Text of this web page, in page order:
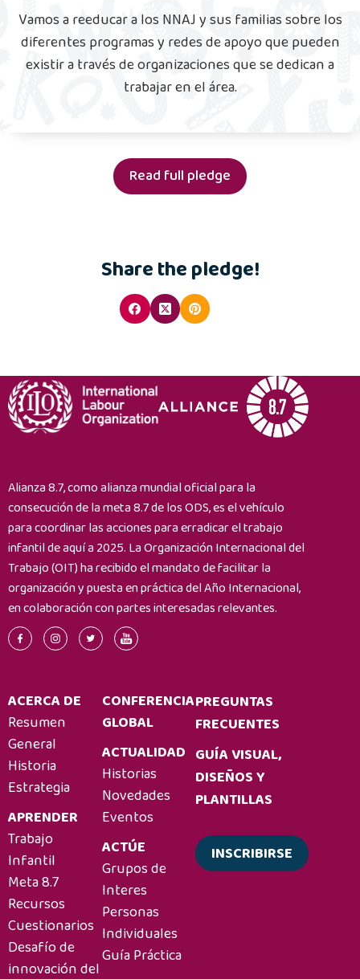
Vamos a reeducar a los NNAJ y sus familias sobre los
diferentes programas y redes de apoyo que pueden
existir a través de organizaciones que se dedican a
trabajar en el área.
Read full pledge
Share the pledge!
Alianza 8.7, como alianza mundial oficial para la
consecución de la meta 8.7 de los ODS, es el vehículo
para coordinar las acciones para erradicar el trabajo
infantil de aquí a 2025. La Organización Internacional del
Trabajo (OIT) ha recibido el mandato de facilitar la
organización y puesta en práctica del Año Internacional,
en colaboración con partes interesadas relevantes.
ACERCA DE
Resumen
General
Historia
Estrategia
APRENDER
Trabajo
Infantil
Meta 8.7
Recursos
Cuestionarios
Desafío de
innovación del
CONFERENCIA
GLOBAL
ACTUALIDAD
Historias
Novedades
Eventos
ACTÚE
Grupos de
Interes
Personas
Individuales
Guía Práctica
PREGUNTAS
FRECUENTES
GUÍA VISUAL,
DISEÑOS Y
PLANTILLAS
INSCRIBIRSE